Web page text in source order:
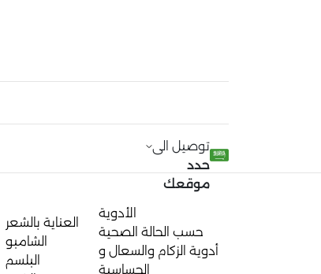
توصيل الى
حدد
موقعك
الأدوية
حسب الحالة الصحية
أدوية الزكام والسعال و
الحساسية
العناية بالشعر
الشامبو
البلسم